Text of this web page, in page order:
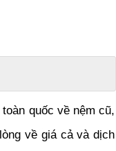
quốc về nệm cũ,
về giá cả và dịch